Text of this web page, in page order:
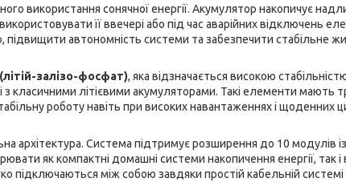
використання сонячної енергії. Акумулятор накопичує
її ввечері або під час аварійних відключень
автономність системи та забезпечити стабільне
залізо-фосфат), яка відзначається високою
з класичними літієвими акумуляторами. Такі елементи мають
роботу навіть при високих навантаженнях і щоденних
архітектура. Система підтримує розширення до 10 модулів із
як компактні домашні системи накопичення енергії, так і
підключаються між собою завдяки простій кабельній